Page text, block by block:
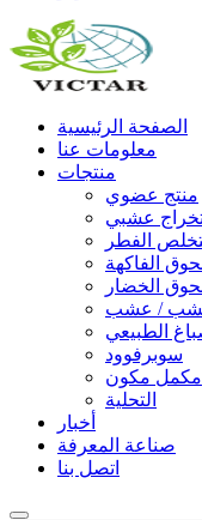
الصفحة الرئيسية
معلومات عنا
منتجات
منتج عضوي
عشبي
الفطر
الفاكهة
الخضار
/ عشب
الطبيعي
سوبرفوود
مكمل مكون
التحلية
أخبار
صناعة المعرفة
اتصل بنا